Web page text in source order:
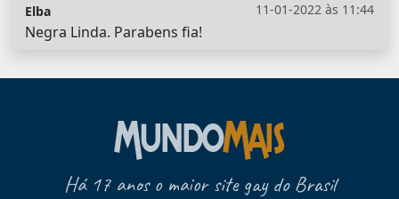
11-01-2022 às 11:44
Elba
Negra Linda. Parabens fia!
Há 17 anos o maior site gay do Brasil